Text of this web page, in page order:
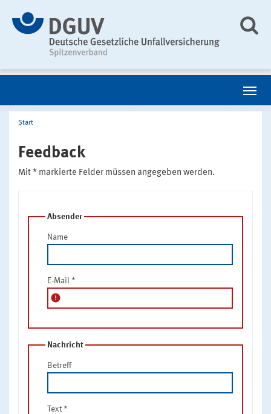
Start
Feedback
Mit * markierte Felder müssen angegeben werden.
Absender
Name
E-Mail *
error
Nachricht
Betreff
Text *